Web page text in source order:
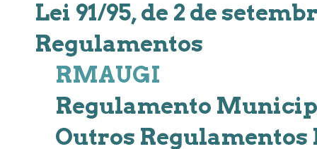
Lei 91/95, de 2 de
Regulamentos
RMAUGI
Regulamento
Outros